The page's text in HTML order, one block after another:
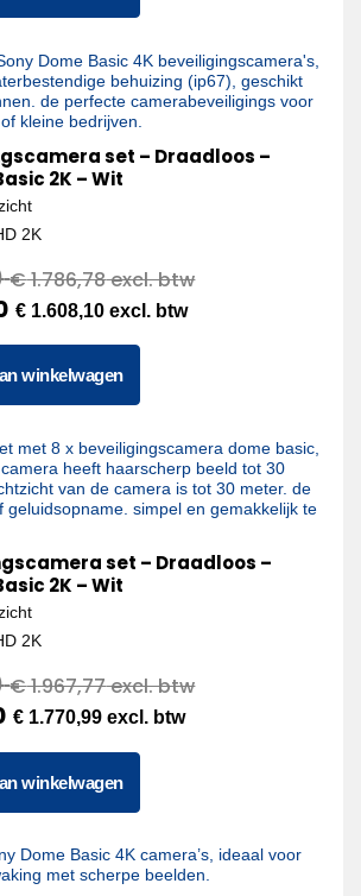
set – Draadloos –
2K – Wit
2K
€1.786,78excl. btw
€ 1.608,10 excl. btw
winkelwagen
set – Draadloos –
2K – Wit
2K
€1.967,77excl. btw
€ 1.770,99 excl. btw
winkelwagen